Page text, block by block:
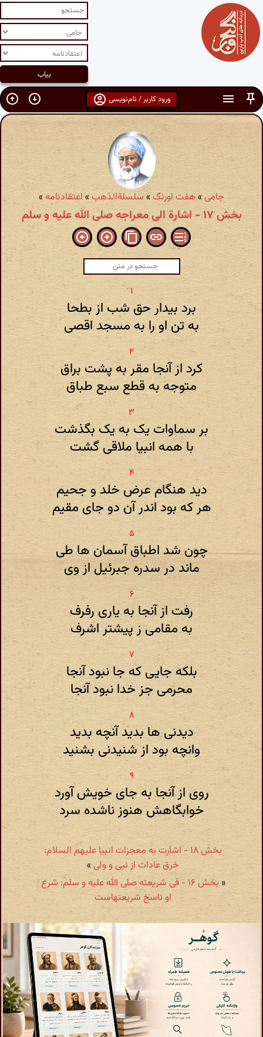
ورود کاربر / نام‌نویسی
جامی»هفت اورنگ» سلسلةالذهب» اعتقادنامه »
بخش ۱۷ - اشارة الی معراجه صلی الله علیه و سلم
برد بیدار حق شب از بطحا
به تن او را به مسجد اقصی
کرد از آنجا مقر به پشت براق
متوجه به قطع سبع طباق
بر سماوات یک به یک بگذشت
با همه انبیا ملاقی گشت
دید هنگام عرض خلد و جحیم
هر که بود اندر آن دو جای مقیم
چون شد اطباق آسمان ها طی
ماند در سدره جبرئیل از وی
رفت از آنجا به یاری رفرف
به مقامی ز پیشتر اشرف
بلکه جایی که جا نبود آنجا
محرمی جز خدا نبود آنجا
دیدنی ها بدید آنچه بدید
وانچه بود از شنیدنی بشنید
روی از آنجا به جای خویش آورد
خوابگاهش هنوز ناشده سرد
بخش ۱۸ - اشارت به معجزات انبیا علیهم السلام:
خرق عادات از نبی و ولی»
«
بخش ۱۶ - فی شریعته صلی الله علیه و سلم: شرع
او ناسخ شریعتهاست